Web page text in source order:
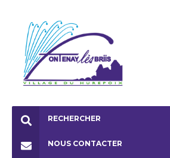
RECHERCHER
NOUS CONTACTER